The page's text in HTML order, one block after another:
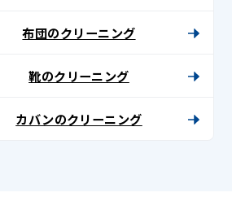
布団のクリーニング
靴のクリーニング
カバンのクリーニング